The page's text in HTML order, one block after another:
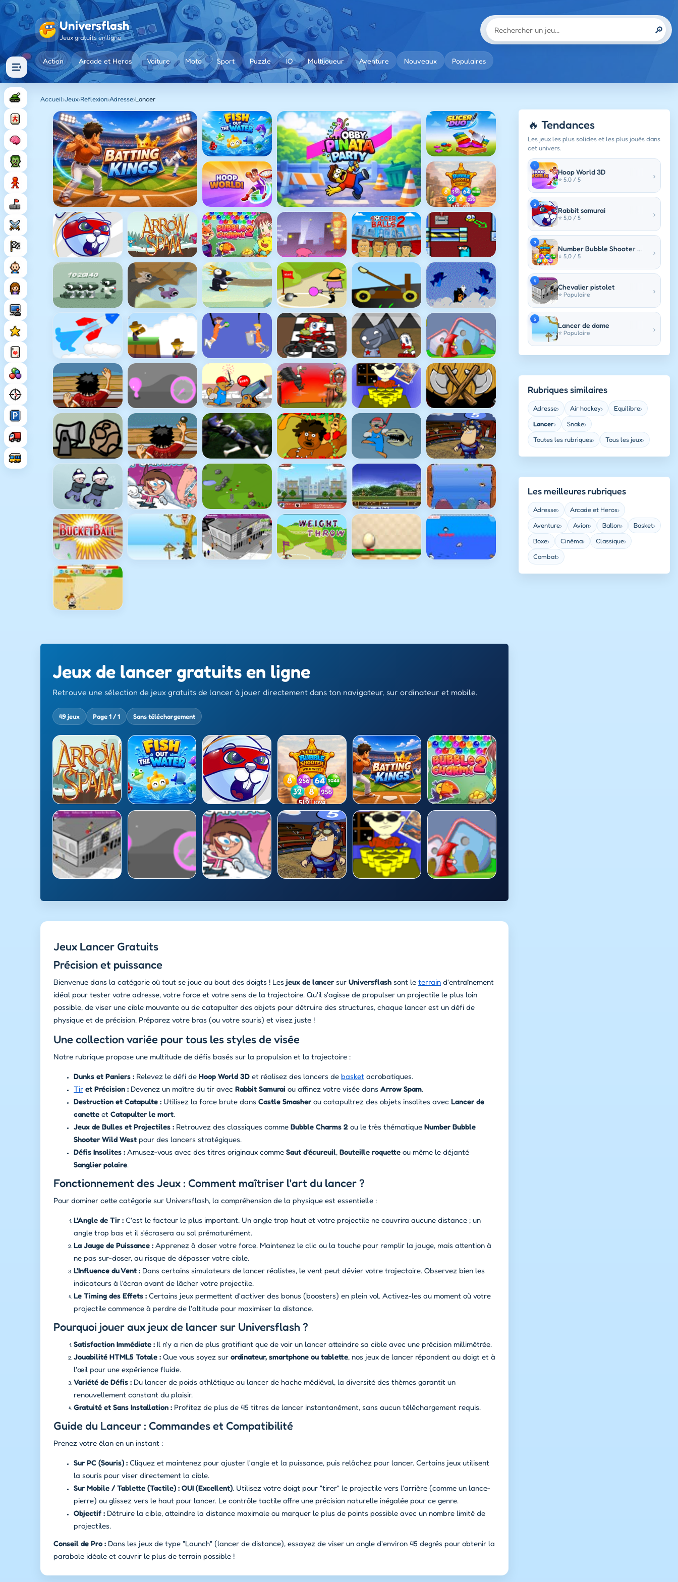
Universflash
Jeux gratuits en ligne
🔎
Action Arcade et Heros Voiture Moto Sport Puzzle IO Multijoueur Aventure Nouveaux Populaires
Accueil›Jeux›Reflexion›Adresse›Lancer
Jeux de lancer gratuits en ligne
Retrouve une sélection de jeux gratuits de lancer à jouer directement dans ton navigateur, sur ordinateur et mobile.
49 jeux Page 1 / 1 Sans téléchargement
Jeux Lancer Gratuits
Précision et puissance
Bienvenue dans la catégorie où tout se joue au bout des doigts ! Les jeux de lancer sur Universflash sont le terrain d'entraînement
idéal pour tester votre adresse, votre force et votre sens de la trajectoire. Qu'il s'agisse de propulser un projectile le plus loin
possible, de viser une cible mouvante ou de catapulter des objets pour détruire des structures, chaque lancer est un défi de
physique et de précision. Préparez votre bras (ou votre souris) et visez juste !
Une collection variée pour tous les styles de visée
Notre rubrique propose une multitude de défis basés sur la propulsion et la trajectoire :
Dunks et Paniers : Relevez le défi de Hoop World 3D et réalisez des lancers de basket acrobatiques.
Tir et Précision : Devenez un maître du tir avec Rabbit Samurai ou affinez votre visée dans Arrow Spam.
Destruction et Catapulte : Utilisez la force brute dans Castle Smasher ou catapultrez des objets insolites avec Lancer de
canette et Catapulter le mort.
Jeux de Bulles et Projectiles : Retrouvez des classiques comme Bubble Charms 2 ou le très thématique Number Bubble
Shooter Wild West pour des lancers stratégiques.
Défis Insolites : Amusez-vous avec des titres originaux comme Saut d'écureuil, Bouteille roquette ou même le déjanté
Sanglier polaire.
Fonctionnement des Jeux : Comment maîtriser l'art du lancer ?
Pour dominer cette catégorie sur Universflash, la compréhension de la physique est essentielle :
L'Angle de Tir : C'est le facteur le plus important. Un angle trop haut et votre projectile ne couvrira aucune distance ; un
angle trop bas et il s'écrasera au sol prématurément.
La Jauge de Puissance : Apprenez à doser votre force. Maintenez le clic ou la touche pour remplir la jauge, mais attention à
ne pas sur-doser, au risque de dépasser votre cible.
L'Influence du Vent : Dans certains simulateurs de lancer réalistes, le vent peut dévier votre trajectoire. Observez bien les
indicateurs à l'écran avant de lâcher votre projectile.
Le Timing des Effets : Certains jeux permettent d'activer des bonus (boosters) en plein vol. Activez-les au moment où votre
projectile commence à perdre de l'altitude pour maximiser la distance.
Pourquoi jouer aux jeux de lancer sur Universflash ?
Satisfaction Immédiate : Il n'y a rien de plus gratifiant que de voir un lancer atteindre sa cible avec une précision millimétrée.
Jouabilité HTML5 Totale : Que vous soyez sur ordinateur, smartphone ou tablette, nos jeux de lancer répondent au doigt et à
l'œil pour une expérience fluide.
Variété de Défis : Du lancer de poids athlétique au lancer de hache médiéval, la diversité des thèmes garantit un
renouvellement constant du plaisir.
Gratuité et Sans Installation : Profitez de plus de 45 titres de lancer instantanément, sans aucun téléchargement requis.
Guide du Lanceur : Commandes et Compatibilité
Prenez votre élan en un instant :
Sur PC (Souris) : Cliquez et maintenez pour ajuster l'angle et la puissance, puis relâchez pour lancer. Certains jeux utilisent
la souris pour viser directement la cible.
Sur Mobile / Tablette (Tactile) : OUI (Excellent). Utilisez votre doigt pour "tirer" le projectile vers l'arrière (comme un lance-
pierre) ou glissez vers le haut pour lancer. Le contrôle tactile offre une précision naturelle inégalée pour ce genre.
Objectif : Détruire la cible, atteindre la distance maximale ou marquer le plus de points possible avec un nombre limité de
projectiles.
Conseil de Pro : Dans les jeux de type "Launch" (lancer de distance), essayez de viser un angle d'environ 45 degrés pour obtenir la
parabole idéale et couvrir le plus de terrain possible !
🔥 Tendances
Les jeux les plus solides et les plus joués dans
cet univers.
1
Hoop World 3D
⭐ 5,0 / 5 ›
2
Rabbit samurai
⭐ 5,0 / 5 ›
3
Number Bubble Shooter Wild West
⭐ 5,0 / 5 ›
4
Chevalier pistolet
⭐ Populaire ›
5
Lancer de dame
⭐ Populaire ›
Rubriques similaires
Adresse› Air hockey› Equilibre›
Lancer› Snake›
Toutes les rubriques› Tous les jeux›
Les meilleures rubriques
Adresse› Arcade et Heros›
Aventure› Avion› Ballon› Basket›
Boxe› Cinéma› Classique›
Combat›